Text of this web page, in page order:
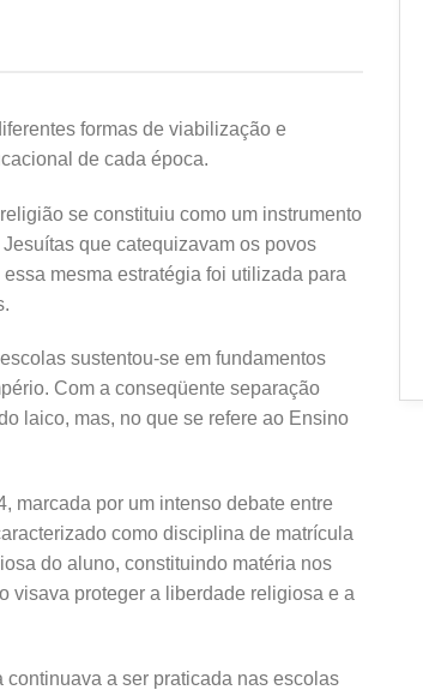
formas de viabilização e
de cada época.
se constituiu como um instrumento
que catequizavam os povos
mesma estratégia foi utilizada para
sustentou-se em fundamentos
Com a conseqüente separação
laico, mas, no que se refere ao Ensino
marcada por um intenso debate entre
como disciplina de matrícula
do aluno, constituindo matéria nos
visava proteger a liberdade religiosa e a
a ser praticada nas escolas